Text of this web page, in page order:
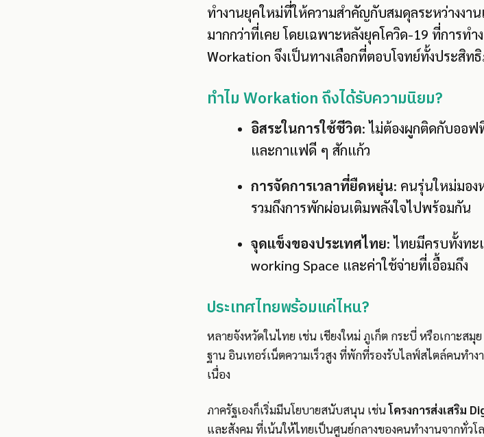
ทำงานยุคใหม่ที่ให้ความสำคัญกับสมดุลระหว่างงา
มากกว่าที่เคย โดยเฉพาะหลังยุคโควิด-19 ที่การทำ
Workation จึงเป็นทางเลือกที่ตอบโจทย์ทั้งประสิท
ทำไม Workation ถึงได้รับความนิยม?
อิสระในการใช้ชีวิต: ไม่ต้องผูกติดกับออ
และกาแฟดี ๆ สักแก้ว
การจัดการเวลาที่ยืดหยุ่น: คนรุ่นใหม่มอง
รวมถึงการพักผ่อนเติมพลังใจไปพร้อมกัน
จุดแข็งของประเทศไทย: ไทยมีครบทั้งทะ
working Space และค่าใช้จ่ายที่เอื้อมถึง
ประเทศไทยพร้อมแค่ไหน?
หลายจังหวัดในไทย เช่น เชียงใหม่ ภูเก็ต กระบี่ หรือเกาะสมุ
ฐาน อินเทอร์เน็ตความเร็วสูง ที่พักที่รองรับไลฟ์สไตล์คนท
เนื่อง
ภาครัฐเองก็เริ่มมีนโยบายสนับสนุน เช่นโครงการส่งเสริม
และสังคม ที่เน้นให้ไทยเป็นศูนย์กลางของคนทำงานจากทั่วโ